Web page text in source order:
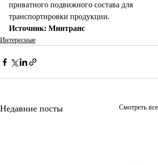
приватного подвижного состава для
транспортировки продукции.
Источник: Минтранс
Интересные
Недавние посты Смотреть все